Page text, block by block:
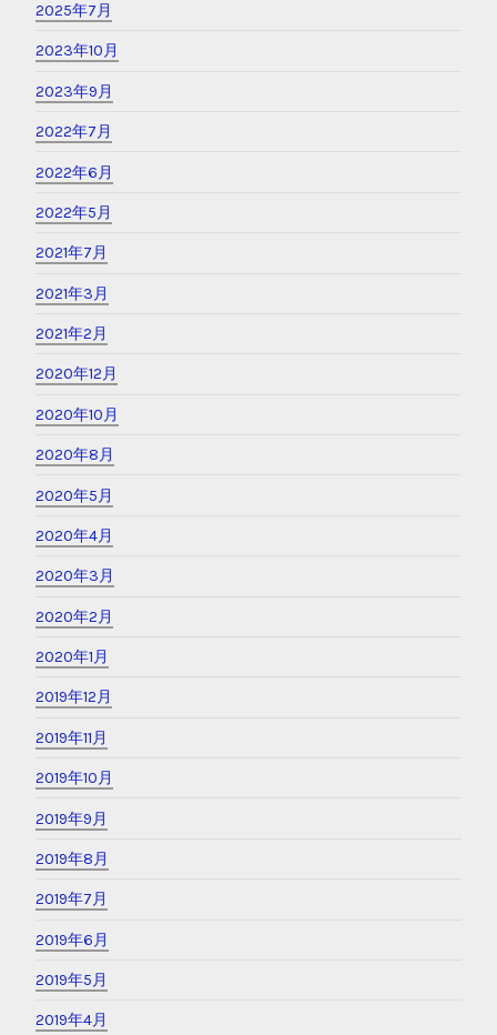
2025年7月
2023年10月
2023年9月
2022年7月
2022年6月
2022年5月
2021年7月
2021年3月
2021年2月
2020年12月
2020年10月
2020年8月
2020年5月
2020年4月
2020年3月
2020年2月
2020年1月
2019年12月
2019年11月
2019年10月
2019年9月
2019年8月
2019年7月
2019年6月
2019年5月
2019年4月